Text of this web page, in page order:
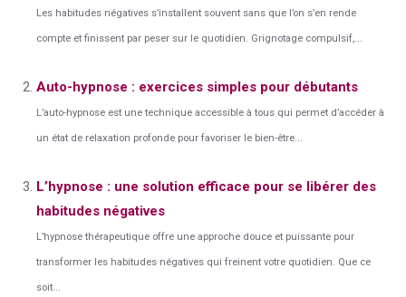
Les habitudes négatives s’installent souvent sans que l’on s’en rende
compte et finissent par peser sur le quotidien. Grignotage compulsif,...
Auto-hypnose : exercices simples pour débutants
L’auto-hypnose est une technique accessible à tous qui permet d’accéder à
un état de relaxation profonde pour favoriser le bien-être...
L’hypnose : une solution efficace pour se libérer des
habitudes négatives
L’hypnose thérapeutique offre une approche douce et puissante pour
transformer les habitudes négatives qui freinent votre quotidien. Que ce
soit...